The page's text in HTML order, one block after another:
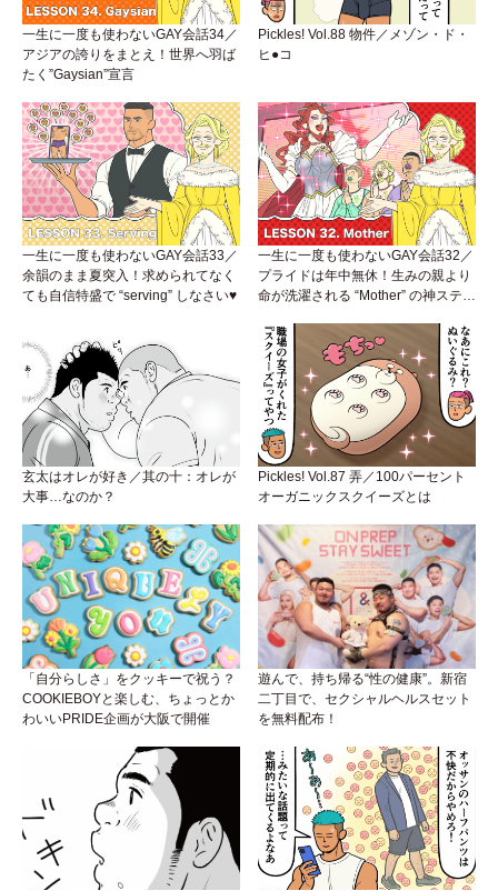
一生に一度も使わないGAY会話34／
アジアの誇りをまとえ！世界へ羽ば
たく”Gaysian”宣言
Pickles! Vol.88 物件／メゾン・ド・
ヒ●コ
一生に一度も使わないGAY会話33／
余韻のまま夏突入！求められてなく
ても自信特盛で “serving” しなさい♥
一生に一度も使わないGAY会話32／
プライドは年中無休！生みの親より
命が洗濯される “Mother” の神ステー
玄太はオレが好き／其の十：オレが
大事…なのか？
Pickles! Vol.87 弄／100パーセント
オーガニックスクイーズとは
「自分らしさ」をクッキーで祝う？
COOKIEBOYと楽しむ、ちょっとか
わいいPRIDE企画が大阪で開催
遊んで、持ち帰る“性の健康”。新宿
二丁目で、セクシャルヘルスセット
を無料配布！